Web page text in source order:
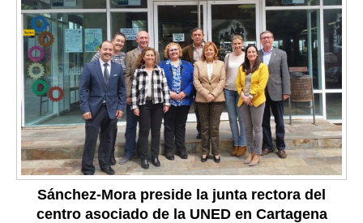
Sánchez-Mora preside la junta rectora del
centro asociado de la UNED en Cartagena